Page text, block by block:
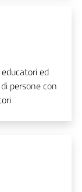
ed
persone con